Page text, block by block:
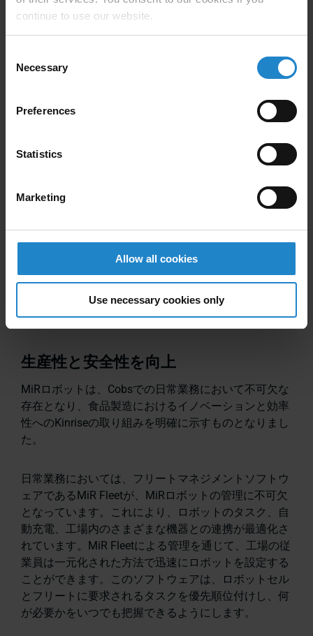
continue to use our website.
Selection
Necessary
Preferences
Statistics
Marketing
Allow all cookies
Use necessary cookies only
善と業務効率の向上がもたらさ
ちの一部の製品にちなんで、それ
ぞれにChoc、Ding、Wow、Popと
いう名前まで付けています」と、
ン・NPD責任者は述べています。
生産性と安全性を向上
MiRロボットは、Cobsでの日常業務において不可欠な
存在となり、食品製造におけるイノベーションと効率
性へのKinriseの取り組みを明確に示すものとなりまし
た。
日常業務においては、フリートマネジメントソフトウ
ェアであるMiR Fleetが、MiRロボットの管理に不可欠
となっています。これにより、ロボットのタスク、自
動充電、工場内のさまざまな機器との連携が最適化さ
れています。MiR Fleetによる管理を通じて、工場の従
業員は一元化された方法で迅速にロボットを設定する
ことができます。このソフトウェアは、ロボットセル
とフリートに要求されるタスクを優先順位付けし、何
が必要かをいつでも把握できるようにします。